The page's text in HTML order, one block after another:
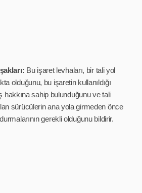
Bu işaret levhaları, bir tali yol
olduğunu, bu işaretin kullanıldığı
hakkına sahip bulunduğunu ve tali
sürücülerin ana yola girmeden önce
gerekli olduğunu bildirir.